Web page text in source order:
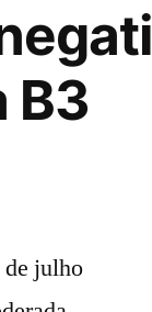
B3
julho